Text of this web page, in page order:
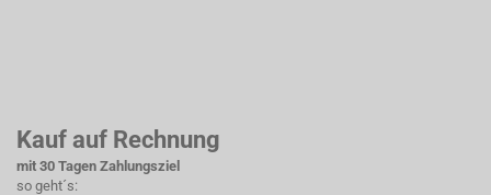
Kauf auf Rechnung
mit 30 Tagen Zahlungsziel
so geht´s: